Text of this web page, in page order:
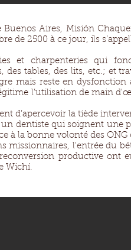
Buenos Aires, Misión
de 2500 à ce jour, ils
et charpenteries qui
des tables, des lits, etc.; et
mais reste en dysfonction
l’utilisation de main
d’apercevoir la tiède
dentiste qui soignent une
à la bonne volonté des ONG
missionnaires, l'entrée du
productive ont
Wichí.